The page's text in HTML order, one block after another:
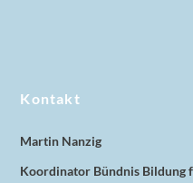
Kontakt
Martin Nanzig
Koordinator Bündnis Bildung